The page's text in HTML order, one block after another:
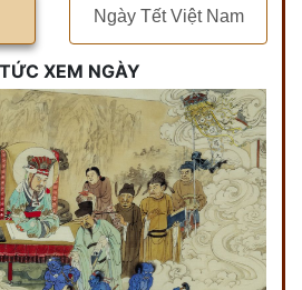
Ngày Tết Việt Nam
XEM NGÀY